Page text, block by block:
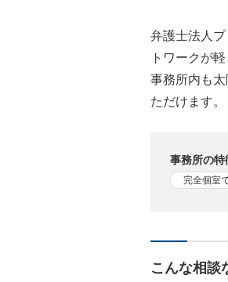
弁護士法人
トワークが
事務所内も
ただけます。
事務所の特
完全個室
こんな相談